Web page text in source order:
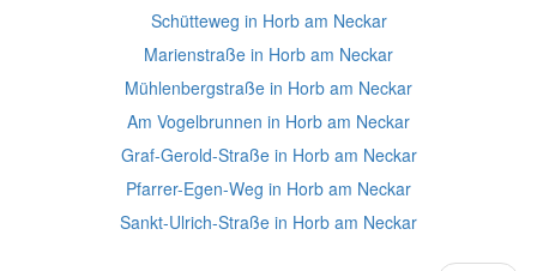
Schütteweg in Horb am Neckar
Marienstraße in Horb am Neckar
Mühlenbergstraße in Horb am Neckar
Am Vogelbrunnen in Horb am Neckar
Graf-Gerold-Straße in Horb am Neckar
Pfarrer-Egen-Weg in Horb am Neckar
Sankt-Ulrich-Straße in Horb am Neckar